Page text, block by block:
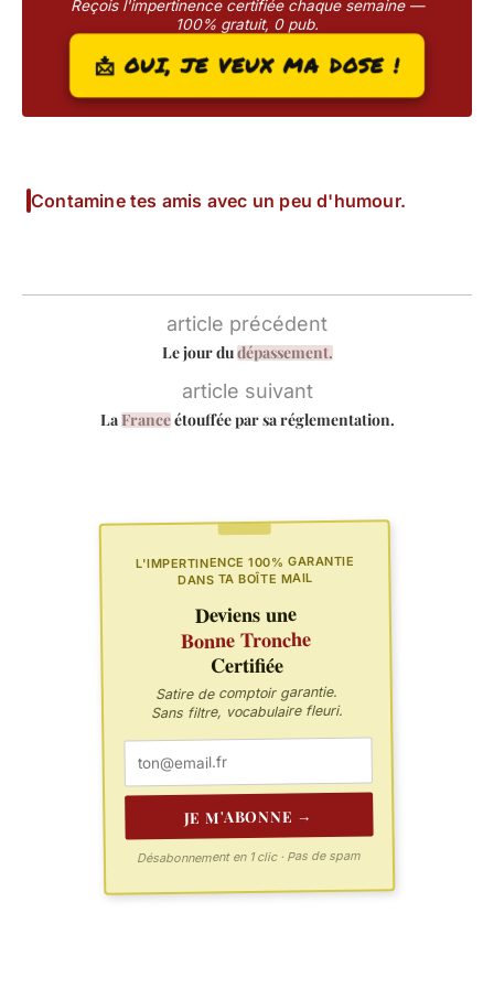
Reçois l'impertinence certifiée chaque semaine —
100% gratuit, 0 pub.
📩 OUI, JE VEUX MA DOSE !
Contamine tes amis avec un peu d'humour.
article précédent
Le jour dudépassement.
article suivant
LaFranceétouffée par sa réglementation.
L'IMPERTINENCE 100% GARANTIE
DANS TA BOÎTE MAIL
Deviens une
Bonne Tronche
Certifiée
Satire de comptoir garantie.
Sans filtre, vocabulaire fleuri.
JE M'ABONNE →
Désabonnement en 1 clic · Pas de spam